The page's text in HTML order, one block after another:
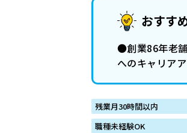
おすす
●創業86年老
へのキャリア
残業月30時間以内
職種未経験OK